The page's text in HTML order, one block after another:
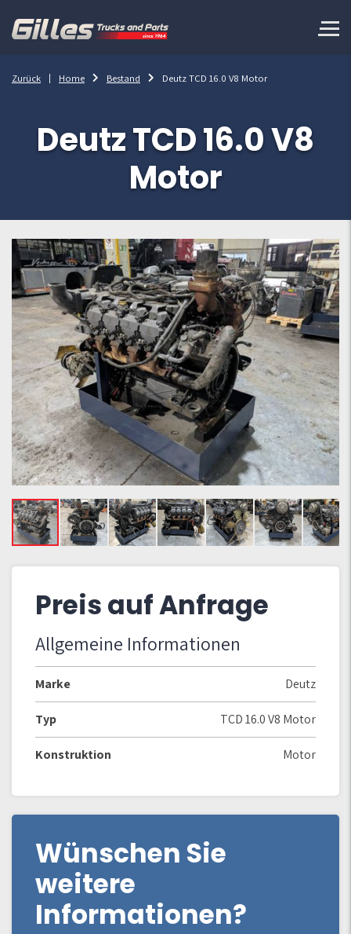
Zurück Home Bestand Deutz TCD 16.0 V8 Motor
Deutz TCD 16.0 V8
Motor
Preis auf Anfrage
Allgemeine Informationen
Marke Deutz
Typ TCD 16.0 V8 Motor
Konstruktion Motor
Wünschen Sie
weitere
Informationen?